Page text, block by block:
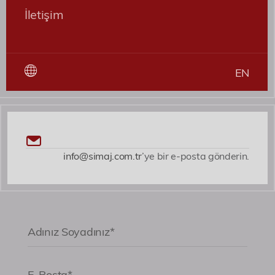
İletişim
EN
info@simaj.com.tr’ye bir e-posta gönderin.
expedita voluptates dicta fugiat illum nemo
asperiores?
Roller